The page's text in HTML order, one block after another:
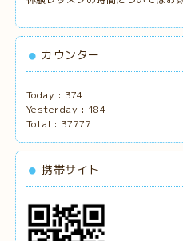
カウンター
Today : 374
Yesterday : 184
Total : 37777
携帯サイト